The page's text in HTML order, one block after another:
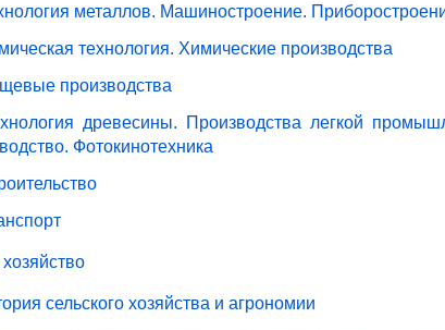
металлов. Машиностроение.
технология. Химические производства
производства
древесины. Производства легкой
Фотокинотехника
сельского хозяйства и агрономии